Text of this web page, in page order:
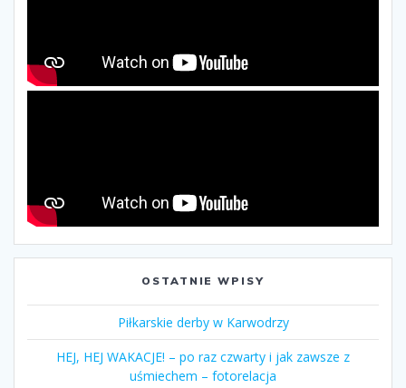
OSTATNIE WPISY
Piłkarskie derby w Karwodrzy
HEJ, HEJ WAKACJE! – po raz czwarty i jak zawsze z
uśmiechem – fotorelacja